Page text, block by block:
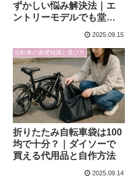
ずかしい悩み解決法｜エ
ントリーモデルでも堂々
2025.09.15
自転車の基礎知識と選び方
折りたたみ自転車袋は100
均で十分？｜ダイソーで
買える代用品と自作方法
2025.09.14